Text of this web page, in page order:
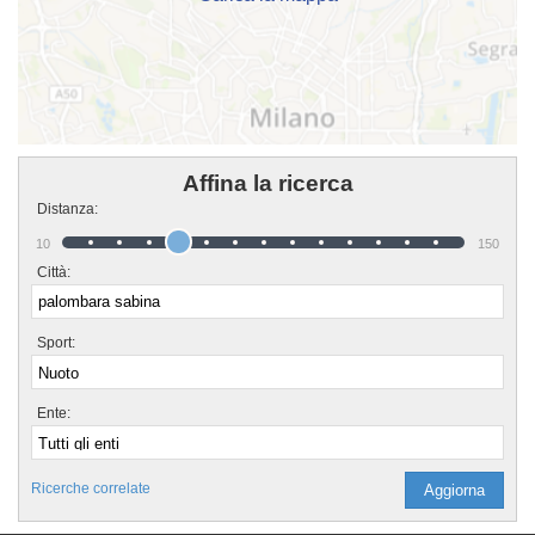
Affina la ricerca
Distanza:
10 150
Città:
Sport:
Ente:
Ricerche correlate